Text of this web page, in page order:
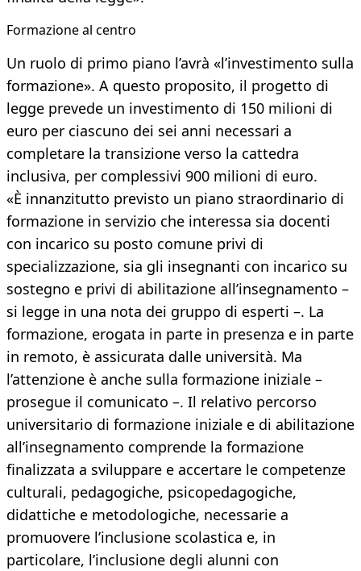
Formazione al centro
Un ruolo di primo piano l’avrà «l’investimento sulla
formazione». A questo proposito, il progetto di
legge prevede un investimento di 150 milioni di
euro per ciascuno dei sei anni necessari a
completare la transizione verso la cattedra
inclusiva, per complessivi 900 milioni di euro.
«È innanzitutto previsto un piano straordinario di
formazione in servizio che interessa sia docenti
con incarico su posto comune privi di
specializzazione, sia gli insegnanti con incarico su
sostegno e privi di abilitazione all’insegnamento –
si legge in una nota dei gruppo di esperti –. La
formazione, erogata in parte in presenza e in parte
in remoto, è assicurata dalle università. Ma
l’attenzione è anche sulla formazione iniziale –
prosegue il comunicato –. Il relativo percorso
universitario di formazione iniziale e di abilitazione
all’insegnamento comprende la formazione
finalizzata a sviluppare e accertare le competenze
culturali, pedagogiche, psicopedagogiche,
didattiche e metodologiche, necessarie a
promuovere l’inclusione scolastica e, in
particolare, l’inclusione degli alunni con